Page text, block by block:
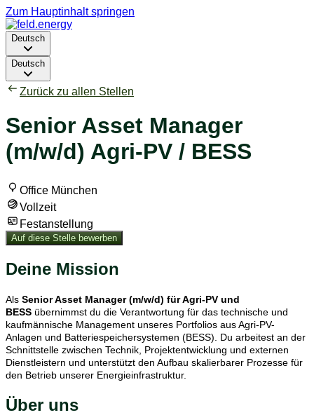
Zum Hauptinhalt springen
Deutsch
Deutsch
Zurück zu allen Stellen
Senior Asset Manager
(m/w/d) Agri-PV / BESS
Office München
Vollzeit
Festanstellung
Auf diese Stelle bewerben
Deine Mission
Als Senior Asset Manager (m/w/d) für Agri-PV und
BESS übernimmst du die Verantwortung für das technische und
kaufmännische Management unseres Portfolios aus Agri-PV-
Anlagen und Batteriespeichersystemen (BESS). Du arbeitest an der
Schnittstelle zwischen Technik, Projektentwicklung und externen
Dienstleistern und unterstützt den Aufbau skalierbarer Prozesse für
den Betrieb unserer Energieinfrastruktur.
Über uns